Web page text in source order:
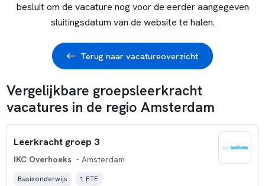
besluit om de vacature nog voor de eerder aangegeven
sluitingsdatum van de website te halen.
Terug naar vacatureoverzicht
Vergelijkbare groepsleerkracht
vacatures in de regio Amsterdam
Leerkracht groep 3
IKC Overhoeks - Amsterdam
Basisonderwijs 1 FTE